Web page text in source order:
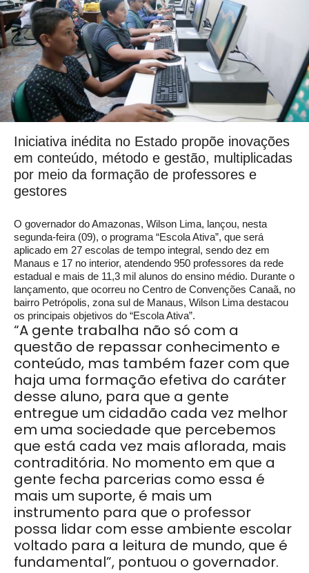
Iniciativa inédita no Estado propõe inovações
em conteúdo, método e gestão, multiplicadas
por meio da formação de professores e
gestores
O governador do Amazonas, Wilson Lima, lançou, nesta
segunda-feira (09), o programa “Escola Ativa”, que será
aplicado em 27 escolas de tempo integral, sendo dez em
Manaus e 17 no interior, atendendo 950 professores da rede
estadual e mais de 11,3 mil alunos do ensino médio. Durante o
lançamento, que ocorreu no Centro de Convenções Canaã, no
bairro Petrópolis, zona sul de Manaus, Wilson Lima destacou
os principais objetivos do “Escola Ativa”.
“A gente trabalha não só com a
questão de repassar conhecimento e
conteúdo, mas também fazer com que
haja uma formação efetiva do caráter
desse aluno, para que a gente
entregue um cidadão cada vez melhor
em uma sociedade que percebemos
que está cada vez mais aflorada, mais
contraditória. No momento em que a
gente fecha parcerias como essa é
mais um suporte, é mais um
instrumento para que o professor
possa lidar com esse ambiente escolar
voltado para a leitura de mundo, que é
fundamental”, pontuou o governador.